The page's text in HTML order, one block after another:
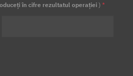
în cifre rezultatul operației ) *